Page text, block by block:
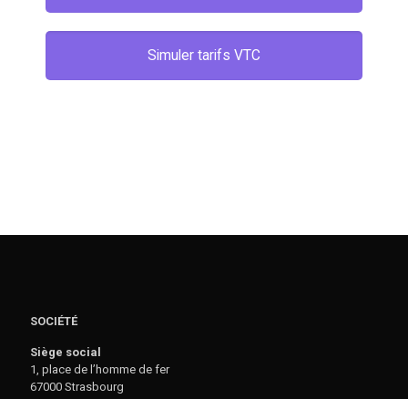
Simuler tarifs VTC
SOCIÉTÉ
Siège social
1, place de l’homme de fer
67000 Strasbourg